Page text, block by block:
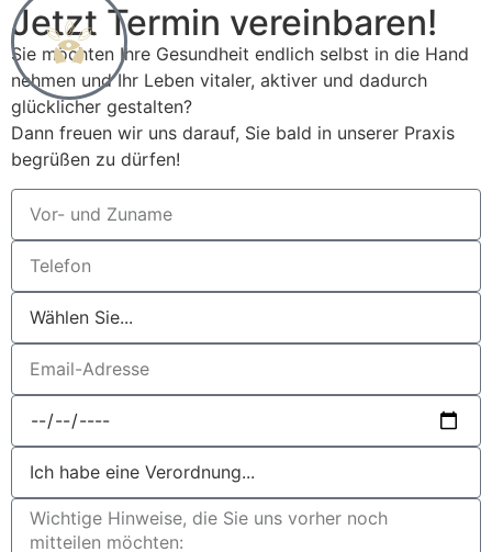
Jetzt Termin vereinbaren!
Sie möchten Ihre Gesundheit endlich selbst in die Hand
nehmen und Ihr Leben vitaler, aktiver und dadurch
glücklicher gestalten?
Dann freuen wir uns darauf, Sie bald in unserer Praxis
begrüßen zu dürfen!